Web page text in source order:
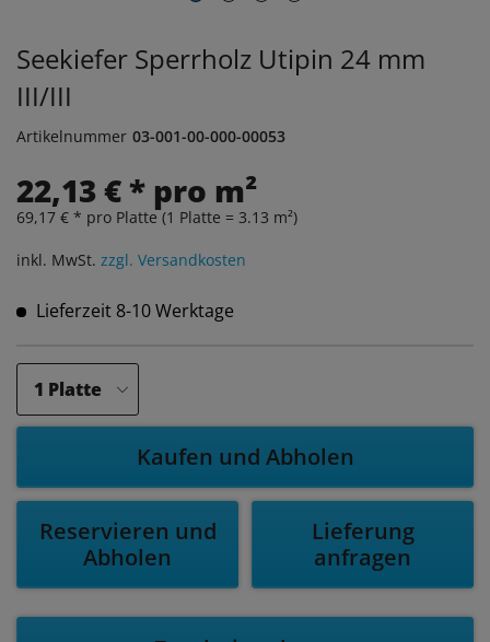
Seekiefer Sperrholz Utipin 24 mm
III/III
Artikelnummer 03-001-00-000-00053
22,13 € * pro m²
69,17 € * pro Platte (1 Platte = 3.13 m²)
inkl. MwSt. zzgl. Versandkosten
Lieferzeit 8-10 Werktage
Kaufen und Abholen
Reservieren und
Abholen
Lieferung
anfragen